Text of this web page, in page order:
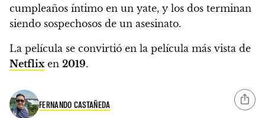
cumpleaños íntimo en un yate, y los dos terminan
siendo sospechosos de un asesinato.
La película se convirtió en la película más vista de
Netflixen 2019.
FERNANDO CASTAÑEDA